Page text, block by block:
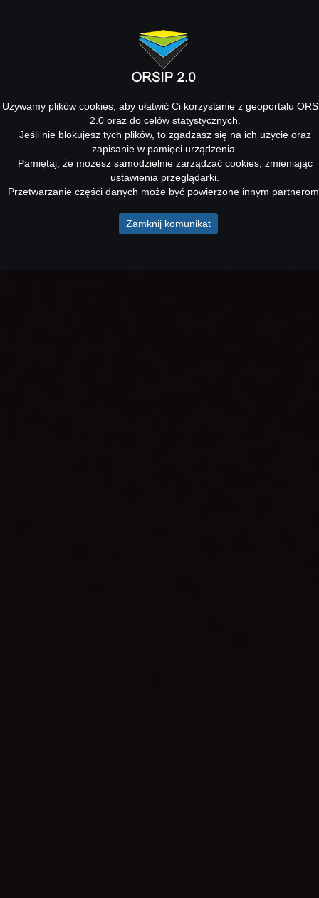
Używamy plików cookies, aby ułatwić Ci korzystanie z geoportalu
2.0 oraz do celów statystycznych.
Jeśli nie blokujesz tych plików, to zgadzasz się na ich użycie oraz
zapisanie w pamięci urządzenia.
Pamiętaj, że możesz samodzielnie zarządzać cookies, zmieniając
ustawienia przeglądarki.
Przetwarzanie części danych może być powierzone innym
Zamknij komunikat